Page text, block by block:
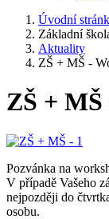
Úvodní
Základní
Aktuality
ZŠ + MŠ -
ZŠ +
Pozvánka na
V případě Vašeho
nejpozději do
osobu.